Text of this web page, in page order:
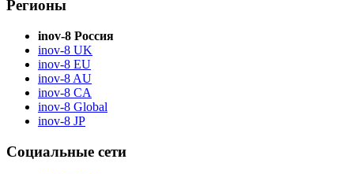
Регионы
inov-8 Россия
inov-8 UK
inov-8 EU
inov-8 AU
inov-8 CA
inov-8 Global
inov-8 JP
Социальные сети